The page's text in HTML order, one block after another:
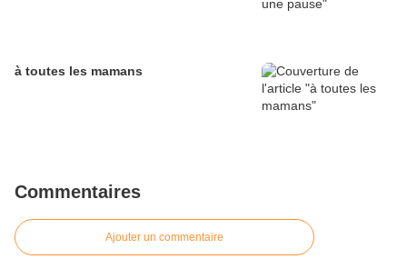
à toutes les mamans
Commentaires
Ajouter un commentaire